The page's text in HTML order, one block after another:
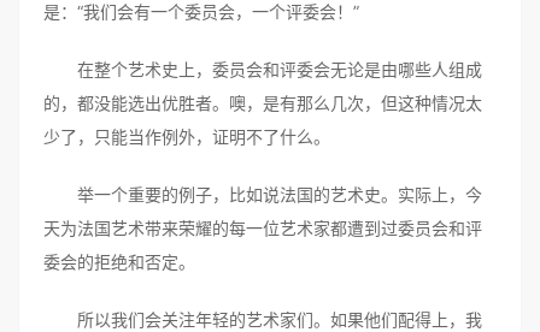
是：“我们会有一个委员会，一个评委会！”
在整个艺术史上，委员会和评委会无论是由哪些人组成
的，都没能选出优胜者。噢，是有那么几次，但这种情况太
少了，只能当作例外，证明不了什么。
举一个重要的例子，比如说法国的艺术史。实际上，今
天为法国艺术带来荣耀的每一位艺术家都遭到过委员会和评
委会的拒绝和否定。
所以我们会关注年轻的艺术家们。如果他们配得上，我